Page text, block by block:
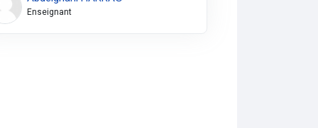
Enseignant